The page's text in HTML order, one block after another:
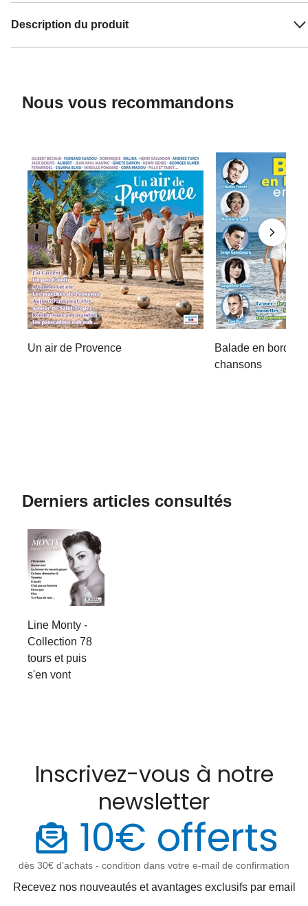
Description du produit
Nous vous recommandons
Un air de Provence
Balade en bord de
chansons
Derniers articles consultés
Line Monty -
Collection 78
tours et puis
s'en vont
Inscrivez-vous à notre
newsletter
10€ offerts
dès 30€ d’achats - condition dans votre e-mail de confirmation
Recevez nos nouveautés et avantages exclusifs par email